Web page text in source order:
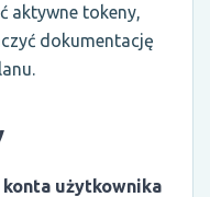
aktywne tokeny,
dokumentację
konta użytkownika